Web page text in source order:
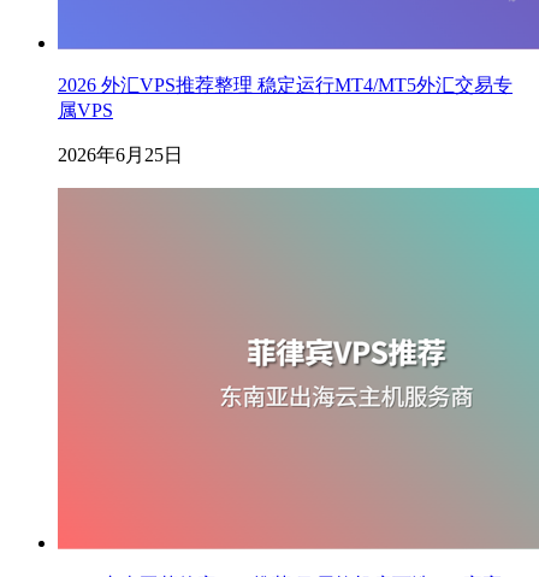
2026 外汇VPS推荐整理 稳定运行MT4/MT5外汇交易专
属VPS
2026年6月25日